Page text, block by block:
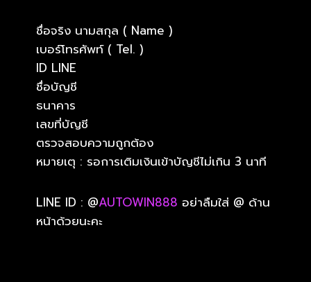
ชื่อจริง นามสกุล ( Name )
เบอร์โทรศัพท์ ( Tel. )
ID LINE
ชื่อบัญชี
ธนาคาร
เลขที่บัญชี
ตรวจสอบความถูกต้อง
หมายเตุ : รอการเติมเงินเข้าบัญชีไม่เกิน 3 นาที
LINE ID : @AUTOWIN888 อย่าลืมใส่ @ ด้าน
หน้าด้วยนะคะ